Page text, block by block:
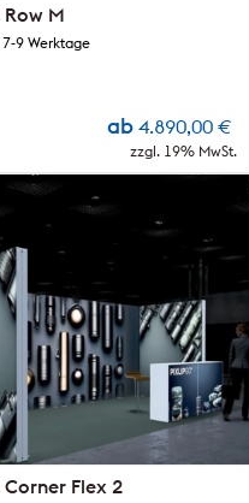
Row M
ab 4.890,00 €
zzgl. 19% MwSt.
9 Werktage
Corner Flex 2